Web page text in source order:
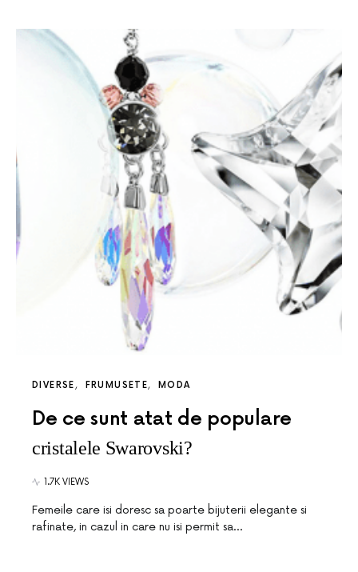
DIVERSE FRUMUSETE MODA
De ce sunt atat de populare
cristalele Swarovski?
1.7K VIEWS
Femeile care isi doresc sa poarte bijuterii elegante si
rafinate, in cazul in care nu isi permit sa…